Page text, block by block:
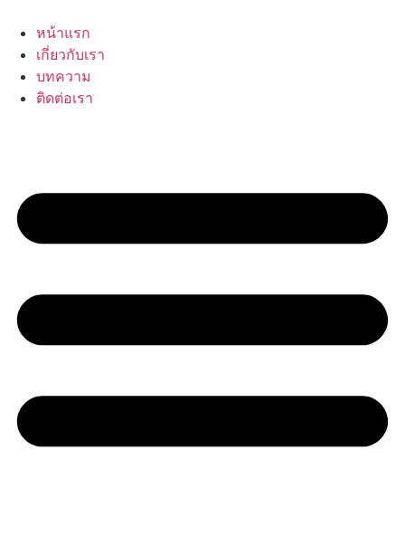
content
หน้าแรก
เกี่ยวกับเรา
บทความ
ติดต่อเรา